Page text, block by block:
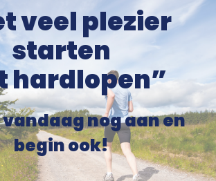
veel plezier
starten
hardlopen”
nog aan en
begin ook!